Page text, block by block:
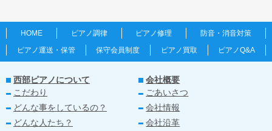
HOME ピアノ調律 ピアノ修理
防音・消音対策
ピアノ運送・保管
保守会員制度 ピアノ買取 ピアノQ&A
西部ピアノについて
こだわり
どんな事をしているの？
どんな人たち？
会社概要
ごあいさつ
会社情報
会社沿革